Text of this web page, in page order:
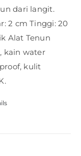
dari langit.
2 cm Tinggi: 20
Alat Tenun
kain water
kulit